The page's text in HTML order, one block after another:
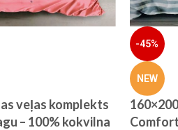
veļas komplekts
– 100% kokvilna
-45%
NEW